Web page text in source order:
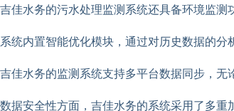
吉佳水务的污水处理监测系统还具备环境监测
系统内置智能优化模块，通过对历史数据的分
吉佳水务的监测系统支持多平台数据同步，无
数据安全性方面，吉佳水务的系统采用了多重